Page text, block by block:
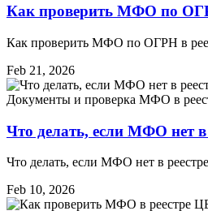
Как проверить МФО по
Как проверить МФО по ОГРН в
Feb 21, 2026
Документы и проверка МФО в
Что делать, если МФО нет в
Что делать, если МФО нет в
Feb 10, 2026